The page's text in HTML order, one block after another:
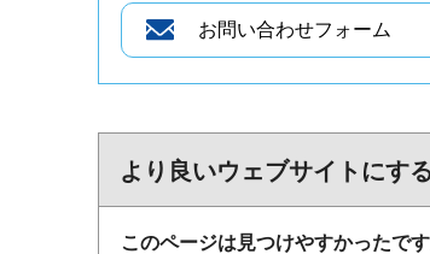
より良いウェブサイトにす
このページは見つけやすかったで